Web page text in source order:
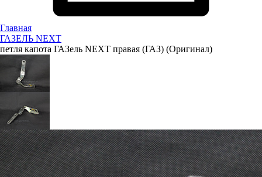
Главная
ГАЗЕЛЬ NEXT
петля капота ГАЗель NEXT правая (ГАЗ) (Оригинал)